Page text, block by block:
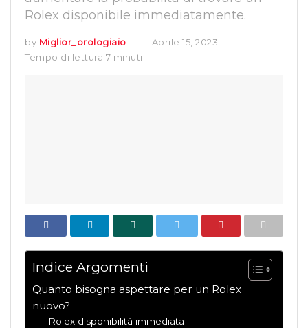
Rolex disponibile immediatamente.
by Miglior_orologiaio
Aprile 15, 2023
Tempo di lettura 7 minuti
Indice Argomenti
Quanto bisogna aspettare per un Rolex
nuovo?
Rolex disponibilità immediata